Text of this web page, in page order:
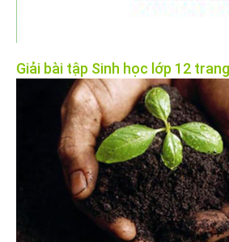
Giải bài tập Sinh học lớp 12